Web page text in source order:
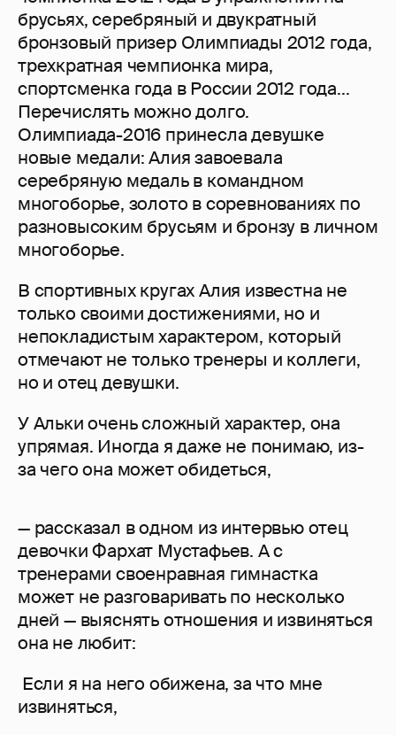
брусьях, серебряный и двукратный
бронзовый призер Олимпиады 2012 года,
трехкратная чемпионка мира,
спортсменка года в России 2012 года...
Перечислять можно долго.
Олимпиада-2016 принесла девушке
новые медали: Алия завоевала
серебряную медаль в командном
многоборье, золото в соревнованиях по
разновысоким брусьям и бронзу в личном
многоборье.
В спортивных кругах Алия известна не
только своими достижениями, но и
непокладистым характером, который
отмечают не только тренеры и коллеги,
но и отец девушки.
У Альки очень сложный характер, она
упрямая. Иногда я даже не понимаю, из-
за чего она может обидеться,
— рассказал в одном из интервью отец
девочки Фархат Мустафьев. А с
тренерами своенравная гимнастка
может не разговаривать по несколько
дней — выяснять отношения и извиняться
она не любит:
Если я на него обижена, за что мне
извиняться,